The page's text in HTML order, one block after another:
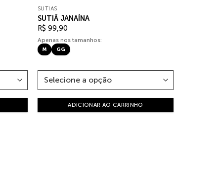
SUTIÃS
SUTIÃ JANAÍNA
R$ 99,90
Apenas nos tamanhos:
M GG
ADICIONAR AO CARRINHO